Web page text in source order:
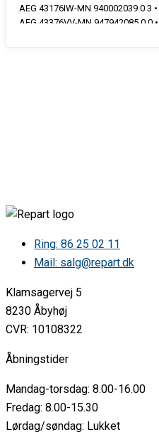
AEG 43176IW-MN 940002039 0 3 •
AEG 43376VV-MN 947942085 0 0 •
AEG 43376VV-MN 947942085 0 2 •
AEG 62116IU-MN 947942158 0 2 •
AEG 62116IU-WN 947942157 0 0 •
AEG 62116IU-WN 947942157 0 1 •
AEG 62116IU-WN 947942157 0 3 •
AEG 62116IW-WN 947942163 0 0 •
AEG 62116IW-WN 947942163 0 1 •
AEG 62116IW-WN 947942163 0 2 •
AEG 62116IW-WN 947942163 0 4 •
AEG 63476IU-MN 947942145 0 1 •
AEG 63476IU-MN 947942145 0 2 •
AEG 63476IU-MN 947942145 0 3 •
AEG 63476IU-MN 947942145 0 4 •
Ring: 86 25 02 11
Mail: salg@repart.dk
Klamsagervej 5
8230 Åbyhøj
CVR: 10108322
Åbningstider
Mandag-torsdag: 8.00-16.00
Fredag: 8.00-15.30
Lørdag/søndag: Lukket